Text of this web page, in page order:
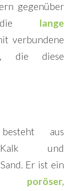
gegenüber
die lange
verbundene
die diese
aus
und
Er ist ein
poröser,